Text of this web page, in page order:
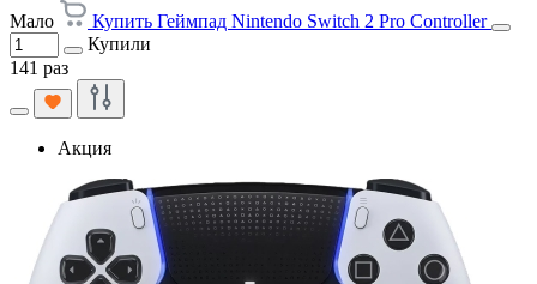
Мало
Купить Геймпад Nintendo Switch 2 Pro Controller
Купили
141 раз
Акция